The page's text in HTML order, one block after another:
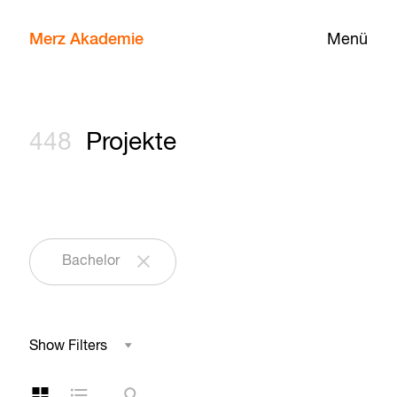
Menü
Merz Akademie
448 Projekte
Bachelor
Show Filters